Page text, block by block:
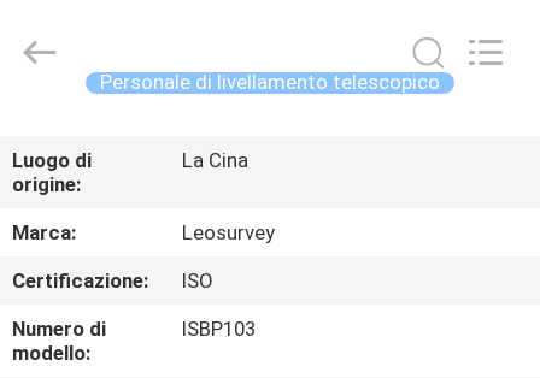
PRODOTTI
CIRCA
NOI
Survey
Instrument
Personale di livellamento telescopico
Luogo di
origine:
La Cina
Marca:
Leosurvey
Certificazione:
ISO
Numero di
modello:
ISBP103